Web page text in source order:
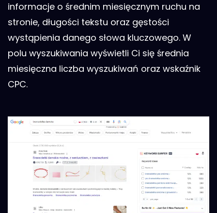
informacje o średnim miesięcznym ruchu na
stronie, długości tekstu oraz gęstości
wystąpienia danego słowa kluczowego. W
polu wyszukiwania wyświetli Ci się średnia
miesięczna liczba wyszukiwań oraz wskaźnik
CPC.